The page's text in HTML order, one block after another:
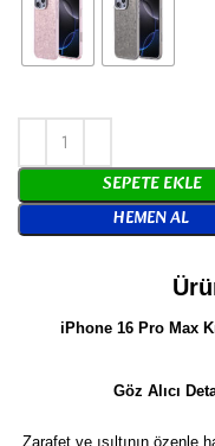
SEPETE EKLE
HEMEN AL
iPhone 16 Pro Max
Göz Alıcı
Zarafet ve ışıltının özenle